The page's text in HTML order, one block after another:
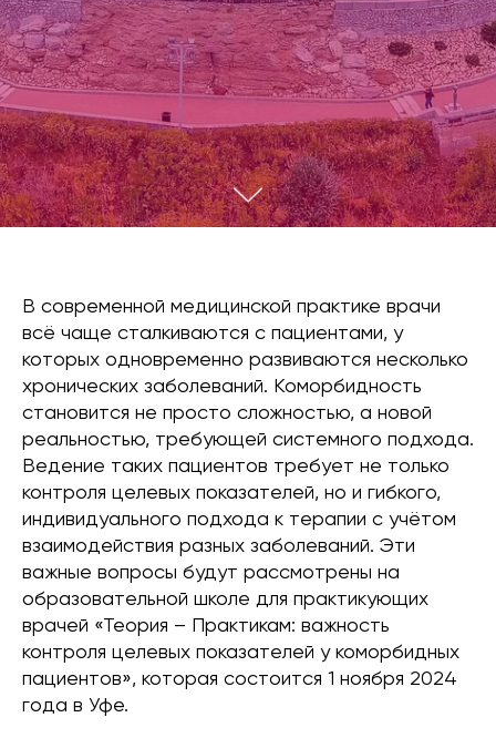
В современной медицинской практике врачи
всё чаще сталкиваются с пациентами, у
которых одновременно развиваются несколько
хронических заболеваний. Коморбидность
становится не просто сложностью, а новой
реальностью, требующей системного подхода.
Ведение таких пациентов требует не только
контроля целевых показателей, но и гибкого,
индивидуального подхода к терапии с учётом
взаимодействия разных заболеваний. Эти
важные вопросы будут рассмотрены на
образовательной школе для практикующих
врачей «Теория – Практикам: важность
контроля целевых показателей у коморбидных
пациентов», которая состоится 1 ноября 2024
года в Уфе.